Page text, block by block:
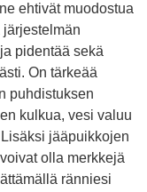
ehtivät muodostua
pidentää sekä
On tärkeää
puhdistuksen
kulkua, vesi valuu
jääpuikkojen
olla merkkejä
ränniesi